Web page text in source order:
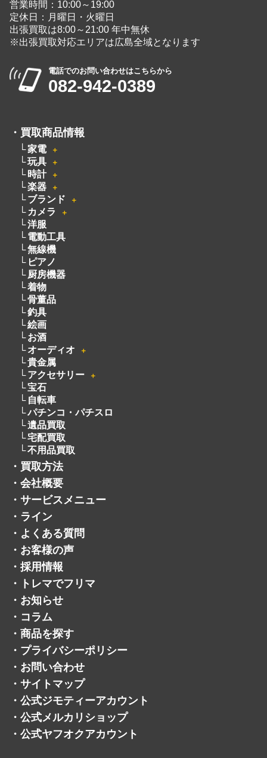
営業時間：10:00～19:00
定休日：月曜日・火曜日
出張買取は8:00～21:00 年中無休
※出張買取対応エリアは広島全域となります
電話でのお問い合わせはこちらから
082-942-0389
・ 買取商品情報
家電 ＋
玩具 ＋
時計 ＋
楽器 ＋
ブランド ＋
カメラ ＋
洋服
電動工具
無線機
ピアノ
厨房機器
着物
骨董品
釣具
絵画
お酒
オーディオ
＋
貴金属
アクセサリー
＋
宝石
自転車
パチンコ・パチスロ
遺品買取
宅配買取
不用品買取
・ 買取方法
・ 会社概要
・ サービスメニュー
・ ライン
・ よくある質問
・ お客様の声
・ 採用情報
・
トレマでフリマ
・ お知らせ
・ コラム
・ 商品を探す
・ プライバシーポリシー
・ お問い合わせ
・ サイトマップ
・ 公式ジモティーアカウント
・ 公式メルカリショップ
・ 公式ヤフオクアカウント